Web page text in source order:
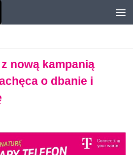
nową kampanią
o dbanie i